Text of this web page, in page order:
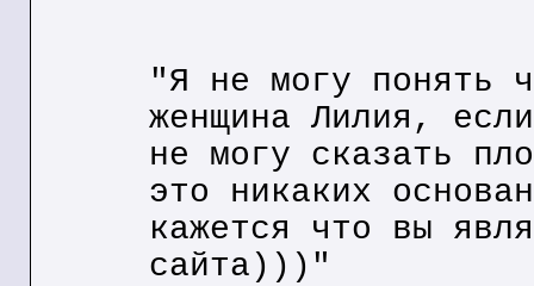
"Я не могу понять
женщина Лилия,
не могу сказать
это никаких
кажется что вы
сайта)))"